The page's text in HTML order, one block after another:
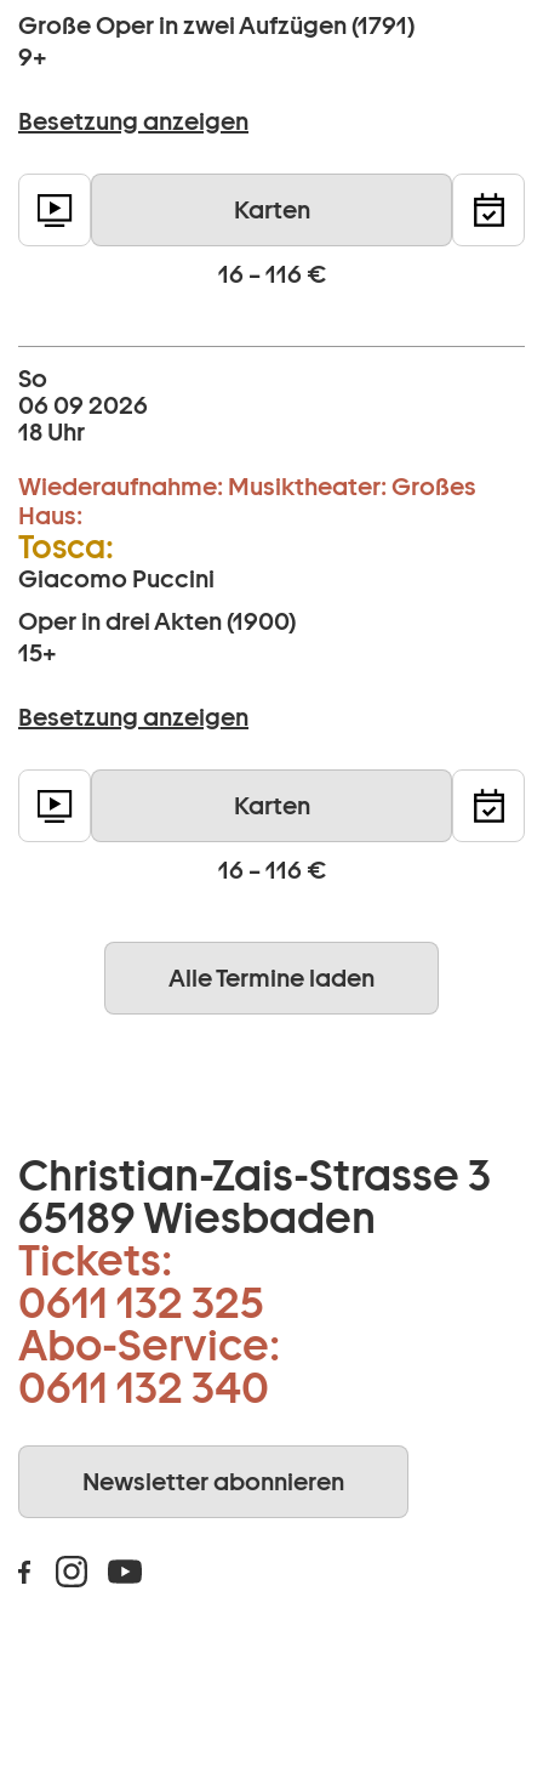
Große Oper in zwei Aufzügen (1791)
9+
Besetzung anzeigen
Karten
16 – 116 €
So
06 09 2026
18 Uhr
Wiederaufnahme: Musiktheater: Großes
Haus:
Tosca:
Giacomo Puccini
Oper in drei Akten (1900)
15+
Besetzung anzeigen
Karten
16 – 116 €
Alle Termine laden
Christian-Zais-Strasse 3
65189 Wiesbaden
Tickets:
0611 132 325
Abo-Service:
0611 132 340
Newsletter abonnieren